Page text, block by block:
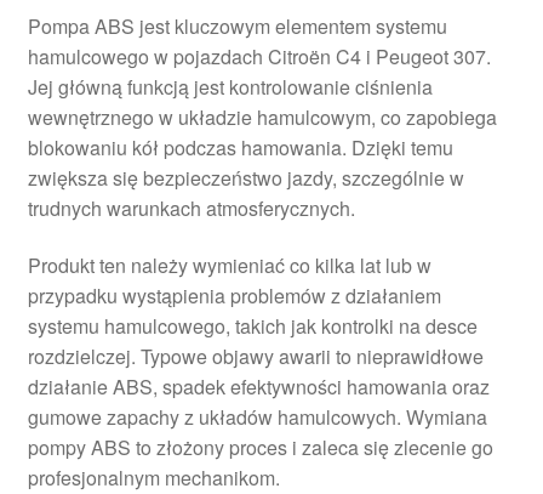
Pompa ABS jest kluczowym elementem systemu
hamulcowego w pojazdach Citroën C4 i Peugeot 307.
Jej główną funkcją jest kontrolowanie ciśnienia
wewnętrznego w układzie hamulcowym, co zapobiega
blokowaniu kół podczas hamowania. Dzięki temu
zwiększa się bezpieczeństwo jazdy, szczególnie w
trudnych warunkach atmosferycznych.
Produkt ten należy wymieniać co kilka lat lub w
przypadku wystąpienia problemów z działaniem
systemu hamulcowego, takich jak kontrolki na desce
rozdzielczej. Typowe objawy awarii to nieprawidłowe
działanie ABS, spadek efektywności hamowania oraz
gumowe zapachy z układów hamulcowych. Wymiana
pompy ABS to złożony proces i zaleca się zlecenie go
profesjonalnym mechanikom.